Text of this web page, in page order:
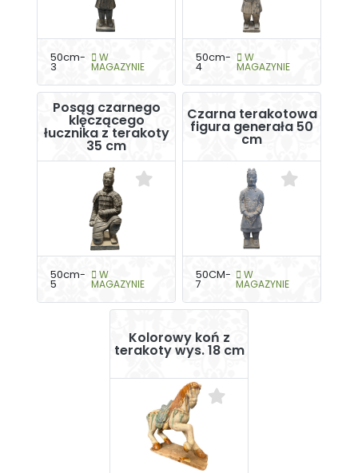
50cm-
3
W
MAGAZYNIE
50cm-
4
W
MAGAZYNIE
Posąg czarnego
klęczącego
łucznika z terakoty
35 cm
50cm-
5
W
MAGAZYNIE
Czarna terakotowa
figura generała 50
cm
50CM-
7
W
MAGAZYNIE
Kolorowy koń z
terakoty wys. 18 cm